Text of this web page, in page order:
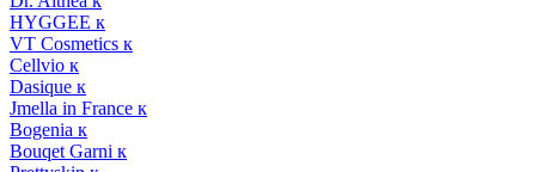
HYGGEE к
VT Cosmetics к
Cellvio к
Dasique к
Jmella in France к
Bogenia к
Bouqet Garni к